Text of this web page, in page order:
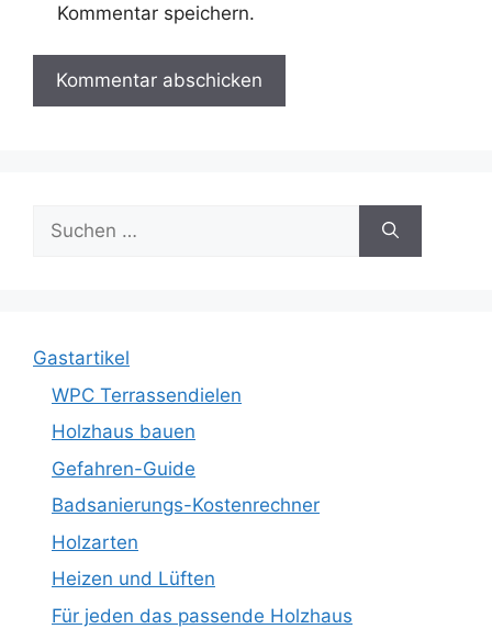
Kommentar speichern.
Suche
nach:
Gastartikel
WPC Terrassendielen
Holzhaus bauen
Gefahren-Guide
Badsanierungs-Kostenrechner
Holzarten
Heizen und Lüften
Für jeden das passende Holzhaus